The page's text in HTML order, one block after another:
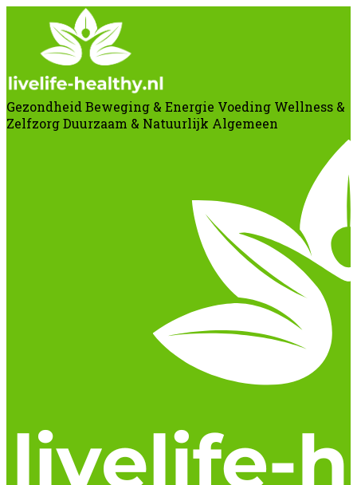
Gezondheid Beweging & Energie Voeding Wellness &
ZelfzorgDuurzaam & Natuurlijk Algemeen